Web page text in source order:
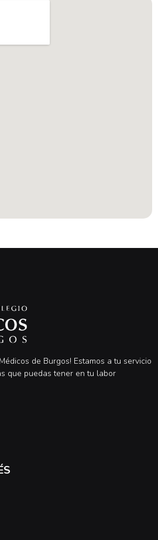
de Burgos! Estamos a tu servicio
que puedas tener en tu labor